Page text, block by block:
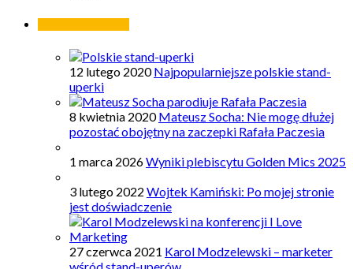
12 lutego 2020 Najpopularniejsze polskie stand-
uperki
8 kwietnia 2020 Mateusz Socha: Nie mogę dłużej
pozostać obojętny na zaczepki Rafała Paczesia
1 marca 2026Wyniki plebiscytu Golden Mics 2025
3 lutego 2022 Wojtek Kamiński: Po mojej stronie
jest doświadczenie
27 czerwca 2021 Karol Modzelewski – marketer
wśród stand-uperów